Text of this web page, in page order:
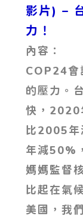
影片) –
力！
內容：
COP24會
的壓力。
快，
比2005
年減50%
媽媽監督
比起在氣
美國，我